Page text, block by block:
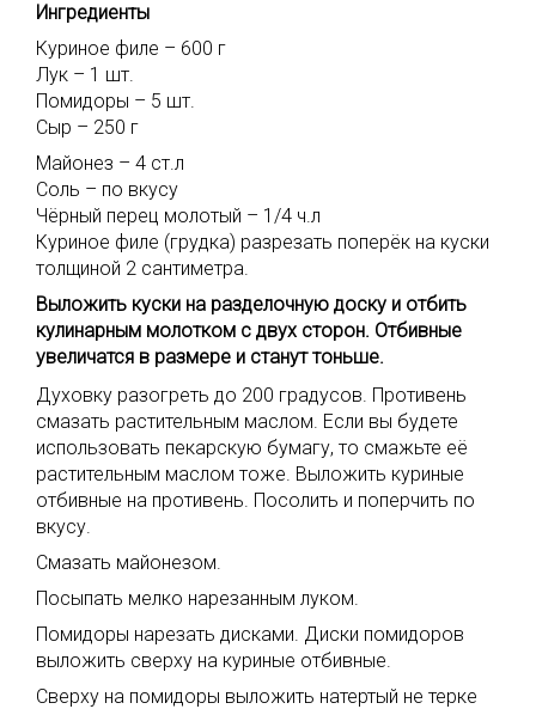
Ингредиенты
Куриное филе – 600 г
Лук – 1 шт.
Помидоры – 5 шт.
Сыр – 250 г
Майонез – 4 ст.л
Соль – по вкусу
Чёрный перец молотый – 1/4 ч.л
Куриное филе (грудка) разрезать поперёк на куски
толщиной 2 сантиметра.
Выложить куски на разделочную доску и отбить
кулинарным молотком с двух сторон. Отбивные
увеличатся в размере и станут тоньше.
Духовку разогреть до 200 градусов. Противень
смазать растительным маслом. Если вы будете
использовать пекарскую бумагу, то смажьте её
растительным маслом тоже. Выложить куриные
отбивные на противень. Посолить и поперчить по
вкусу.
Смазать майонезом.
Посыпать мелко нарезанным луком.
Помидоры нарезать дисками. Диски помидоров
выложить сверху на куриные отбивные.
Сверху на помидоры выложить натертый не терке